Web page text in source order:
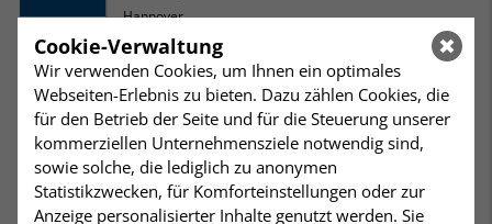
Hannover
20. - 22.
September
2019
Zum
jährlichen
Cookie-Verwaltung
Wir verwenden Cookies, um Ihnen ein optimales
Webseiten-Erlebnis zu bieten. Dazu zählen Cookies, die
für den Betrieb der Seite und für die Steuerung unserer
kommerziellen Unternehmensziele notwendig sind,
sowie solche, die lediglich zu anonymen
Statistikzwecken, für Komforteinstellungen oder zur
Anzeige personalisierter Inhalte genutzt werden. Sie